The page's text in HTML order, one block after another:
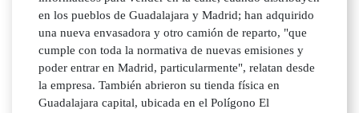
en los pueblos de Guadalajara y Madrid; han adquirido
una nueva envasadora y otro camión de reparto, "que
cumple con toda la normativa de nuevas emisiones y
poder entrar en Madrid, particularmente", relatan desde
la empresa. También abrieron su tienda física en
Guadalajara capital, ubicada en el Polígono El